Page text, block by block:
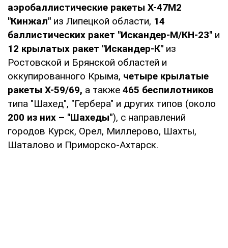
аэробаллистические ракеты Х-47М2
"Кинжал" из Липецкой области, 14
баллистических ракет "Искандер-М/КН-23" и
12 крылатых ракет "Искандер-К" из
Ростовской и Брянской областей и
оккупированного Крыма, четыре крылатые
ракеты Х-59/69, а также 465 беспилотников
типа "Шахед", "Гербера" и других типов (около
200 из них – "Шахеды"), с направлений
городов Курск, Орел, Миллерово, Шахты,
Шаталово и Приморско-Ахтарск.